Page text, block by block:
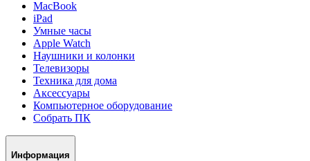
MacBook
iPad
Умные часы
Apple Watch
Наушники и колонки
Телевизоры
Техника для дома
Аксессуары
Компьютерное оборудование
Собрать ПК
Информация